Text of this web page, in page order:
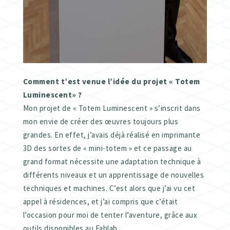
Comment t’est venue l’idée du projet « Totem
Luminescent» ?
Mon projet de « Totem Luminescent » s’inscrit dans
mon envie de créer des œuvres toujours plus
grandes. En effet, j’avais déjà réalisé en imprimante
3D des sortes de « mini-totem » et ce passage au
grand format nécessite une adaptation technique à
différents niveaux et un apprentissage de nouvelles
techniques et machines. C’est alors que j’ai vu cet
appel à résidences, et j’ai compris que c’était
l’occasion pour moi de tenter l’aventure, grâce aux
outils disponibles au Fablab.